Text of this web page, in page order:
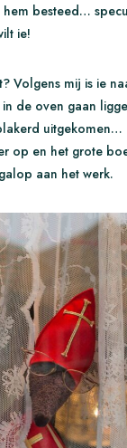
besteed…
ie!
Volgens mij is ie
de oven gaan
op en het grote
aan het werk.